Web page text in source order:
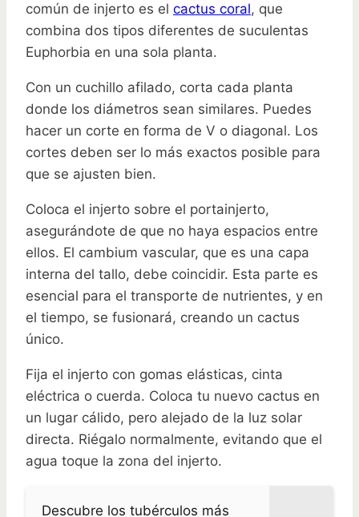
común de injerto es el cactus coral, que
combina dos tipos diferentes de suculentas
Euphorbia en una sola planta.
Con un cuchillo afilado, corta cada planta
donde los diámetros sean similares. Puedes
hacer un corte en forma de V o diagonal. Los
cortes deben ser lo más exactos posible para
que se ajusten bien.
Coloca el injerto sobre el portainjerto,
asegurándote de que no haya espacios entre
ellos. El cambium vascular, que es una capa
interna del tallo, debe coincidir. Esta parte es
esencial para el transporte de nutrientes, y en
el tiempo, se fusionará, creando un cactus
único.
Fija el injerto con gomas elásticas, cinta
eléctrica o cuerda. Coloca tu nuevo cactus en
un lugar cálido, pero alejado de la luz solar
directa. Riégalo normalmente, evitando que el
agua toque la zona del injerto.
Descubre los tubérculos más